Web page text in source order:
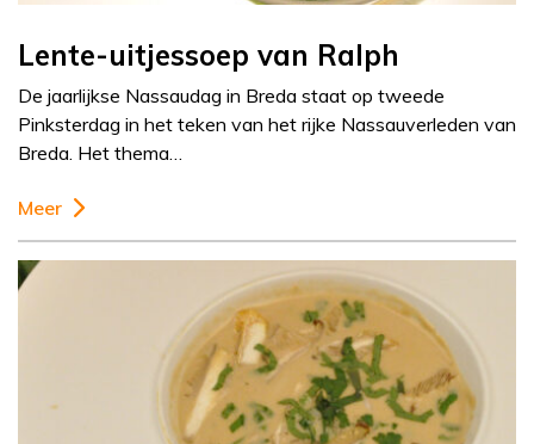
Lente-uitjessoep van Ralph
De jaarlijkse Nassaudag in Breda staat op tweede
Pinksterdag in het teken van het rijke Nassauverleden van
Breda. Het thema…
Meer